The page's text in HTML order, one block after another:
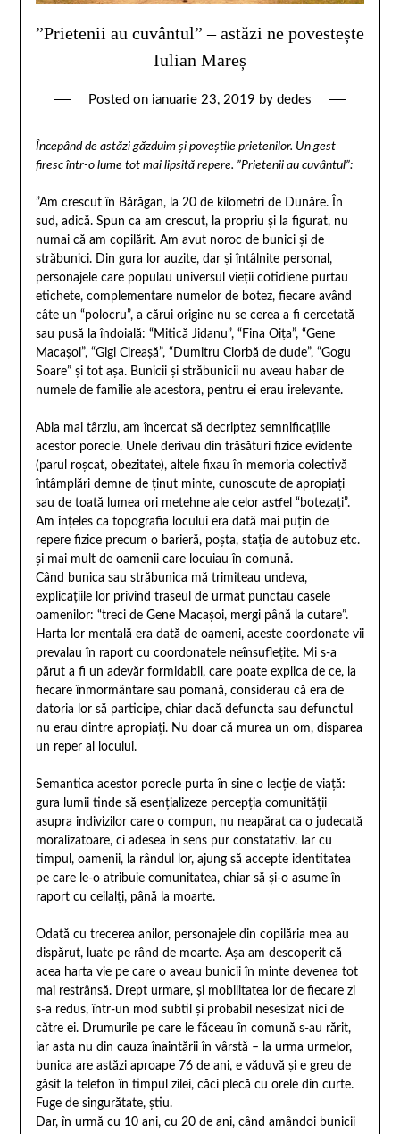
”Prietenii au cuvântul” – astăzi ne povestește
Iulian Mareș
Posted on ianuarie 23, 2019 by dedes
Începând de astăzi găzduim și poveștile prietenilor. Un gest
firesc într-o lume tot mai lipsită repere. ”Prietenii au cuvântul”:
”Am crescut în Bărăgan, la 20 de kilometri de Dunăre. În
sud, adică. Spun ca am crescut, la propriu și la figurat, nu
numai că am copilărit. Am avut noroc de bunici și de
străbunici. Din gura lor auzite, dar și întâlnite personal,
personajele care populau universul vieții cotidiene purtau
etichete, complementare numelor de botez, fiecare având
câte un “polocru”, a cărui origine nu se cerea a fi cercetată
sau pusă la îndoială: “Mitică Jidanu”, “Fina Oița”, “Gene
Macașoi”, “Gigi Cireașă”, “Dumitru Ciorbă de dude”, “Gogu
Soare” și tot așa. Bunicii și străbunicii nu aveau habar de
numele de familie ale acestora, pentru ei erau irelevante.
Abia mai târziu, am încercat să decriptez semnificațiile
acestor porecle. Unele derivau din trăsături fizice evidente
(parul roșcat, obezitate), altele fixau în memoria colectivă
întâmplări demne de ținut minte, cunoscute de apropiați
sau de toată lumea ori metehne ale celor astfel “botezați”.
Am înțeles ca topografia locului era dată mai puțin de
repere fizice precum o barieră, poșta, stația de autobuz etc.
și mai mult de oamenii care locuiau în comună.
Când bunica sau străbunica mă trimiteau undeva,
explicațiile lor privind traseul de urmat punctau casele
oamenilor: “treci de Gene Macașoi, mergi până la cutare”.
Harta lor mentală era dată de oameni, aceste coordonate vii
prevalau în raport cu coordonatele neînsuflețite. Mi s-a
părut a fi un adevăr formidabil, care poate explica de ce, la
fiecare înmormântare sau pomană, considerau că era de
datoria lor să participe, chiar dacă defuncta sau defunctul
nu erau dintre apropiați. Nu doar că murea un om, disparea
un reper al locului.
Semantica acestor porecle purta în sine o lecție de viață:
gura lumii tinde să esențializeze percepția comunității
asupra indivizilor care o compun, nu neapărat ca o judecată
moralizatoare, ci adesea în sens pur constatativ. Iar cu
timpul, oamenii, la rândul lor, ajung să accepte identitatea
pe care le-o atribuie comunitatea, chiar să și-o asume în
raport cu ceilalți, până la moarte.
Odată cu trecerea anilor, personajele din copilăria mea au
dispărut, luate pe rând de moarte. Așa am descoperit că
acea harta vie pe care o aveau bunicii în minte devenea tot
mai restrânsă. Drept urmare, și mobilitatea lor de fiecare zi
s-a redus, într-un mod subtil și probabil nesesizat nici de
către ei. Drumurile pe care le făceau în comună s-au rărit,
iar asta nu din cauza înaintării în vârstă – la urma urmelor,
bunica are astăzi aproape 76 de ani, e văduvă și e greu de
găsit la telefon în timpul zilei, căci plecă cu orele din curte.
Fuge de singurătate, știu.
Dar, în urmă cu 10 ani, cu 20 de ani, când amândoi bunicii